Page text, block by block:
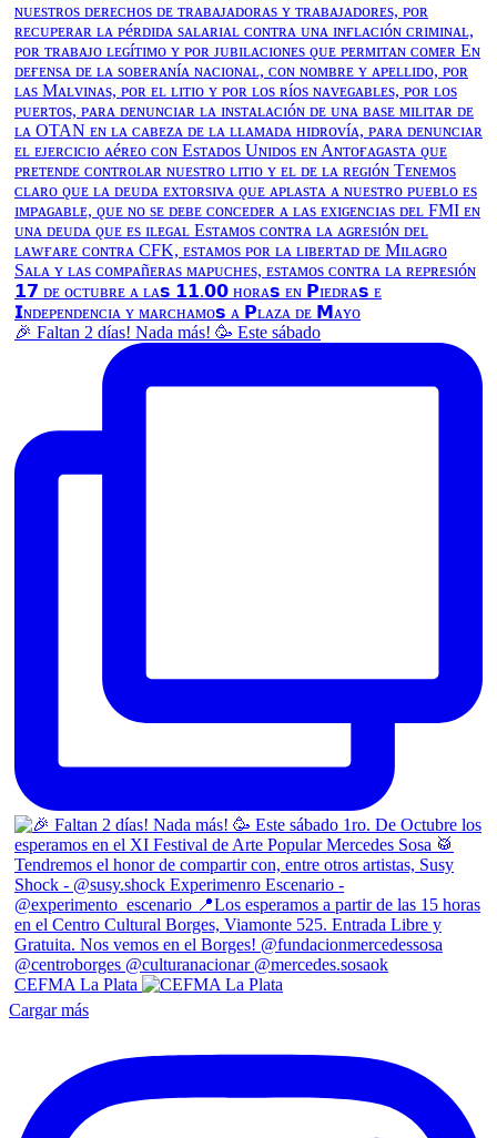
🎉 Faltan 2 días! Nada más! 🥳 Este sábado
CEFMA La Plata
Cargar más